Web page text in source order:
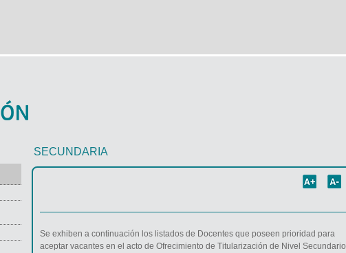
SECUNDARIA
Se exhiben a continuación los listados de Docentes que poseen prioridad para
aceptar vacantes en el acto de Ofrecimiento de Titularización de Nivel Secundario